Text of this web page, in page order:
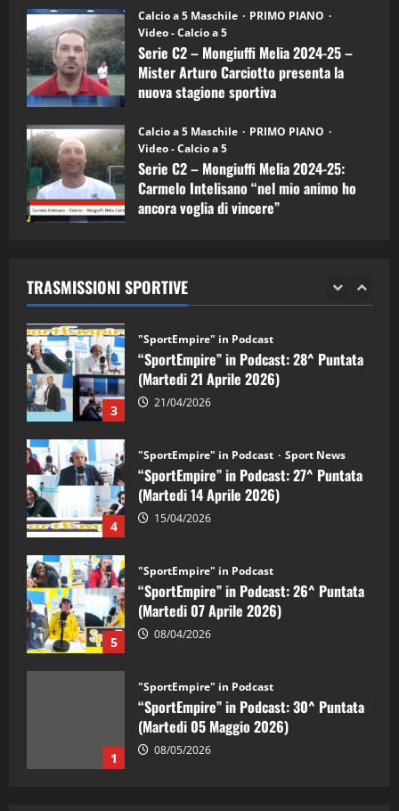
Calcio a 5 Maschile
PRIMO PIANO
Video - Calcio a 5
Serie C2 – Mongiuffi Melia 2024-25 –
Mister Arturo Carciotto presenta la
nuova stagione sportiva
Calcio a 5 Maschile
PRIMO PIANO
Video - Calcio a 5
Serie C2 – Mongiuffi Melia 2024-25:
Carmelo Intelisano “nel mio animo ho
ancora voglia di vincere”
TRASMISSIONI SPORTIVE
5
“SportEmpire” in Podcast: 26^ Puntata
(Martedi 07 Aprile 2026)
08/04/2026
1
“SportEmpire” in Podcast: 30^ Puntata
(Martedi 05 Maggio 2026)
08/05/2026
2 28/04/2026
3
"SportEmpire" in Podcast
“SportEmpire” in Podcast: 28^ Puntata
(Martedi 21 Aprile 2026)
21/04/2026
4
"SportEmpire" in Podcast Sport News
“SportEmpire” in Podcast: 27^ Puntata
(Martedi 14 Aprile 2026)
15/04/2026
5
"SportEmpire" in Podcast
“SportEmpire” in Podcast: 26^ Puntata
(Martedi 07 Aprile 2026)
08/04/2026
1
"SportEmpire" in Podcast
“SportEmpire” in Podcast: 30^ Puntata
(Martedi 05 Maggio 2026)
08/05/2026